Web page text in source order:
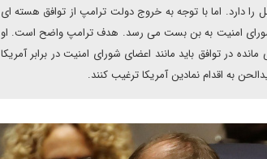
را دارد. اما با توجه به خروج دولت ترامپ از توافق هسته ای
شورای امنیت به بن بست می رسد. هدف ترامپ واضح است. او
در توافق باید مانند اعضای شورای امنیت در برابر آمریکا
به اقدام نمادین آمریکا ترغیب کنند.